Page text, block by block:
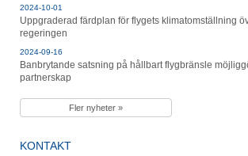
2024-10-01
Uppgraderad färdplan för flygets klimatomställning
regeringen
2024-09-16
Banbrytande satsning på hållbart flygbränsle
partnerskap
Fler nyheter »
KONTAKT